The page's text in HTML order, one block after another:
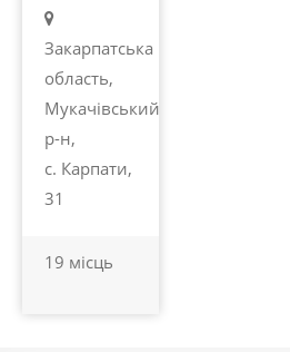
Закарпатська
область,
Мукачівський
р-н,
с. Карпати,
31
19 місць